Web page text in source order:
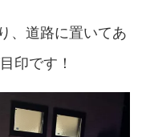
、道路に置いてあ
印です！